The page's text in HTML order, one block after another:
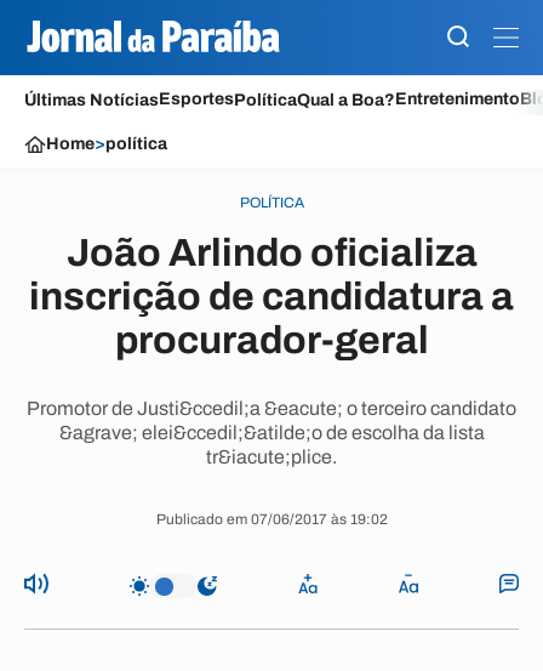
Últimas NotíciasEsportesPolíticaQual a Boa?Entretenimento
Home>política
POLÍTICA
João Arlindo oficializa
inscrição de candidatura a
procurador-geral
Promotor de Justi&ccedil;a &eacute; o terceiro candidato
&agrave; elei&ccedil;&atilde;o de escolha da lista
tr&iacute;plice.
Publicado em 07/06/2017 às 19:02